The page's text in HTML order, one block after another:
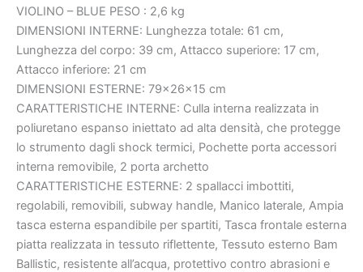
VIOLINO – BLUE PESO : 2,6 kg
DIMENSIONI INTERNE: Lunghezza totale: 61 cm,
Lunghezza del corpo: 39 cm, Attacco superiore: 17 cm,
Attacco inferiore: 21 cm
DIMENSIONI ESTERNE: 79x26x15 cm
CARATTERISTICHE INTERNE: Culla interna realizzata in
poliuretano espanso iniettato ad alta densità, che protegge
lo strumento dagli shock termici, Pochette porta accessori
interna removibile, 2 porta archetto
CARATTERISTICHE ESTERNE: 2 spallacci imbottiti,
regolabili, removibili, subway handle, Manico laterale, Ampia
tasca esterna espandibile per spartiti, Tasca frontale esterna
piatta realizzata in tessuto riflettente, Tessuto esterno Bam
Ballistic, resistente all’acqua, protettivo contro abrasioni e